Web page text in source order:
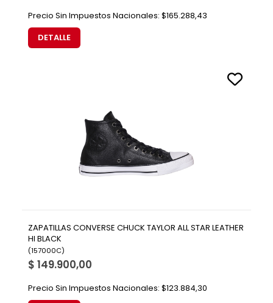
Precio Sin Impuestos Nacionales: $165.288,43
DETALLE
ZAPATILLAS CONVERSE CHUCK TAYLOR ALL STAR LEATHER
HI BLACK
(157000C)
$ 149.900,00
Precio Sin Impuestos Nacionales: $123.884,30